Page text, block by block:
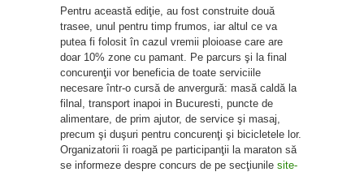
Pentru această ediţie, au fost construite două
trasee, unul pentru timp frumos, iar altul ce va
putea fi folosit în cazul vremii ploioase care are
doar 10% zone cu pamant. Pe parcurs şi la final
concurenţii vor beneficia de toate serviciile
necesare într-o cursă de anvergură: masă caldă la
filnal, transport inapoi in Bucuresti, puncte de
alimentare, de prim ajutor, de service şi masaj,
precum şi duşuri pentru concurenţi şi bicicletele lor.
Organizatorii îi roagă pe participanţii la maraton să
se informeze despre concurs de pe secţiunile site-